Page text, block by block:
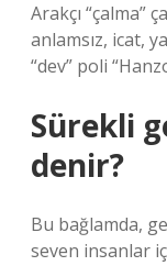
Arakçı “çalma”
anlamsız, icat,
“dev” poli
Sürekli
denir?
Bu bağlamda,
seven insanlar